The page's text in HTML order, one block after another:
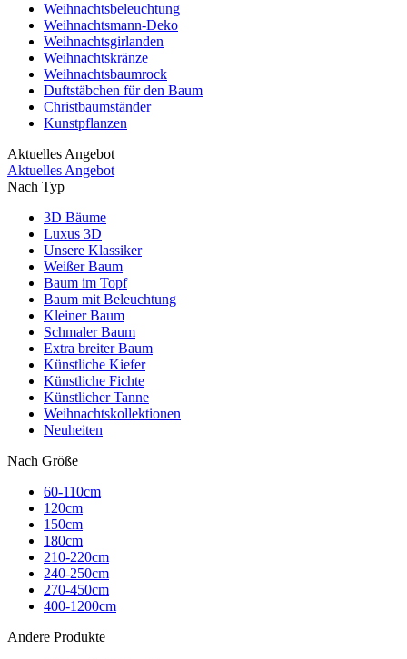
Weihnachtsbeleuchtung
Weihnachtsmann-Deko
Weihnachtsgirlanden
Weihnachtskränze
Weihnachtsbaumrock
Duftstäbchen für den Baum
Christbaumständer
Kunstpflanzen
Aktuelles Angebot
Aktuelles Angebot
Nach Typ
3D Bäume
Luxus 3D
Unsere Klassiker
Weißer Baum
Baum im Topf
Baum mit Beleuchtung
Kleiner Baum
Schmaler Baum
Extra breiter Baum
Künstliche Kiefer
Künstliche Fichte
Künstlicher Tanne
Weihnachtskollektionen
Neuheiten
Nach Größe
60-110cm
120cm
150cm
180cm
210-220cm
240-250cm
270-450cm
400-1200cm
Andere Produkte